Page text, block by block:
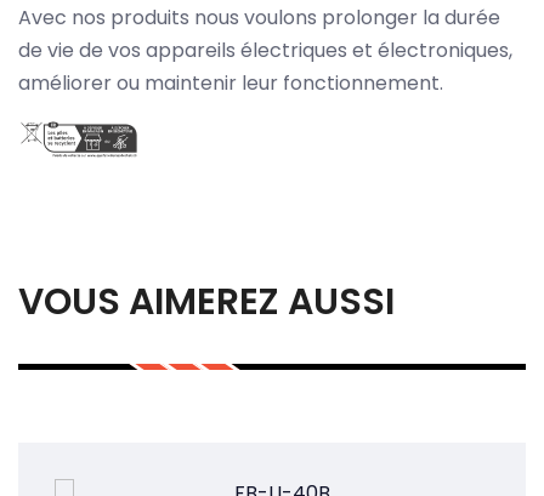
Avec nos produits nous voulons prolonger la durée
de vie de vos appareils électriques et électroniques,
améliorer ou maintenir leur fonctionnement.
VOUS AIMEREZ AUSSI